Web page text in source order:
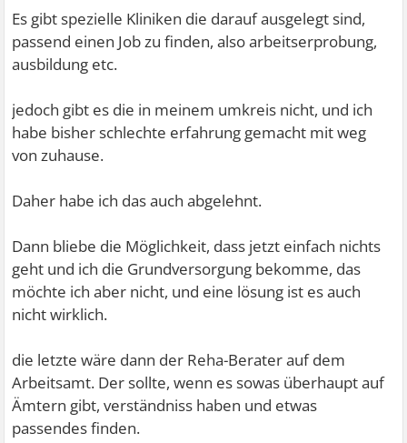
Es gibt spezielle Kliniken die darauf ausgelegt sind,
passend einen Job zu finden, also arbeitserprobung,
ausbildung etc.
jedoch gibt es die in meinem umkreis nicht, und ich
habe bisher schlechte erfahrung gemacht mit weg
von zuhause.
Daher habe ich das auch abgelehnt.
Dann bliebe die Möglichkeit, dass jetzt einfach nichts
geht und ich die Grundversorgung bekomme, das
möchte ich aber nicht, und eine lösung ist es auch
nicht wirklich.
die letzte wäre dann der Reha-Berater auf dem
Arbeitsamt. Der sollte, wenn es sowas überhaupt auf
Ämtern gibt, verständniss haben und etwas
passendes finden.